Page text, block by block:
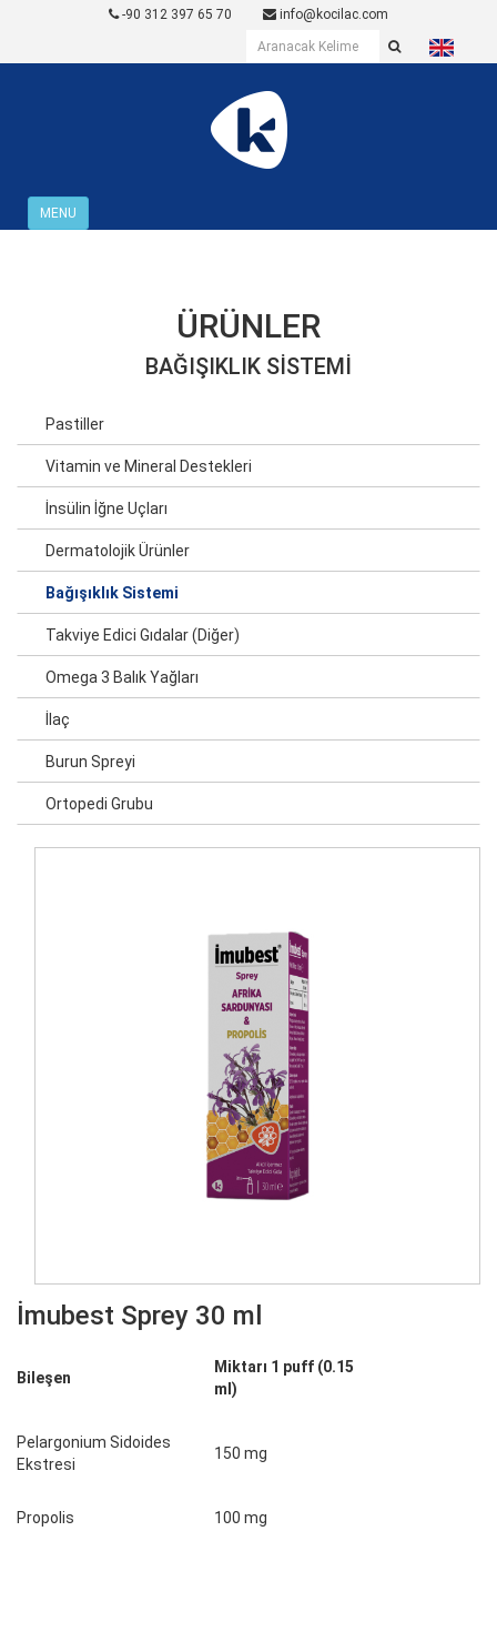
-90 312 397 65 70 info@kocilac.com
MENU
ÜRÜNLER
BAĞIŞIKLIK SISTEMI
Pastiller
Vitamin ve Mineral Destekleri
İnsülin İğne Uçları
Dermatolojik Ürünler
Bağışıklık Sistemi
Takviye Edici Gıdalar (Diğer)
Omega 3 Balık Yağları
İlaç
Burun Spreyi
Ortopedi Grubu
İmubest Sprey 30 ml
Bileşen
Miktarı 1 puff (0.15
ml)
Pelargonium Sidoides
Ekstresi
150 mg
Propolis 100 mg